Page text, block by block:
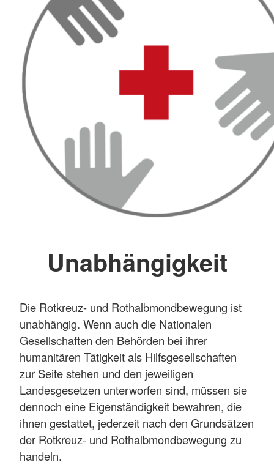
Unabhängigkeit
Die Rotkreuz- und Rothalbmondbewegung ist
unabhängig. Wenn auch die Nationalen
Gesellschaften den Behörden bei ihrer
humanitären Tätigkeit als Hilfsgesellschaften
zur Seite stehen und den jeweiligen
Landesgesetzen unterworfen sind, müssen sie
dennoch eine Eigenständigkeit bewahren, die
ihnen gestattet, jederzeit nach den Grundsätzen
der Rotkreuz- und Rothalbmondbewegung zu
handeln.